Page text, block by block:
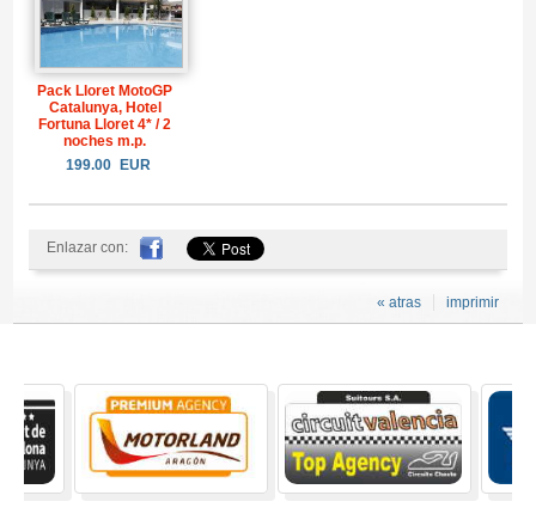
Pack Lloret MotoGP
Catalunya, Hotel
Fortuna Lloret 4* / 2
noches m.p.
199.00
EUR
Enlazar con:
imprimir
« atras